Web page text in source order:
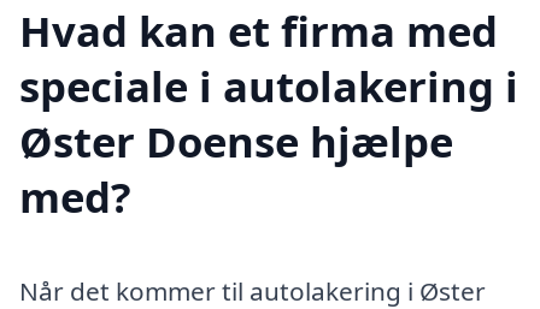
Hvad kan et firma med
speciale i autolakering i
Øster Doense hjælpe
med?
Når det kommer til autolakering i Øster